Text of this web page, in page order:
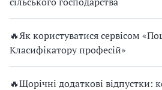
🔥Як користуватися сервісом
Класифікатору професій»
🔥Щорічні додаткові відпустки: